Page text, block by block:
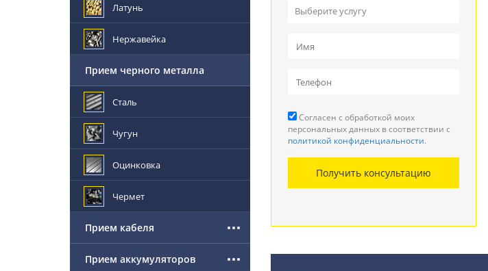
Выберите услугу
Прием кабеля
Резка металла
Демонтаж металлоконструкций
Покупка АКБ
Согласен с обработкой моих
персональных данных в соответствии с
политикой конфиденциальности.
Получить консультацию
Латунь
Нержавейка
Прием черного металла
Сталь
Чугун
Оцинковка
Чермет
Прием кабеля
Прием аккумуляторов